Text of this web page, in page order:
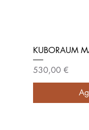
KUBORAUM
Prezzo
530,00 €